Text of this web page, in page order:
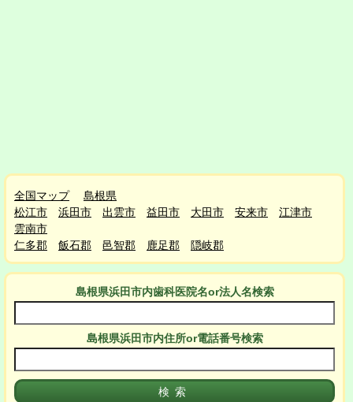
全国マップ
島根県
松江市
浜田市 出雲市 益田市 大田市 安来市
江津市
雲南市
仁多郡
飯石郡 邑智郡 鹿足郡 隠岐郡
島根県浜田市内歯科医院名or法人名検索
島根県浜田市内住所or電話番号検索